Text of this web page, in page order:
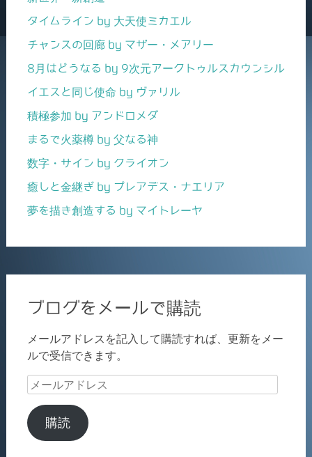
タイムライン by 大天使ミカエル
チャンスの回廊 by マザー・メアリー
8月はどうなる by 9次元アークトゥルスカウンシル
イエスと同じ使命 by ヴァリル
積極参加 by アンドロメダ
まるで火薬樽 by 父なる神
数字・サイン by クライオン
癒しと金継ぎ by プレアデス・ナエリア
夢を描き創造する by マイトレーヤ
ブログをメールで購読
メールアドレスを記入して購読すれば、更新をメー
ルで受信できます。
メ
ル
ア
購読